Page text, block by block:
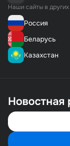
Наши сайты в других
Россия
Беларусь
Казахстан
Новостная